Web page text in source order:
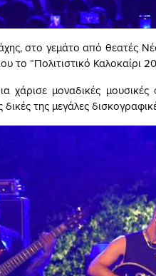
στο γεμάτο από θεατές
το “Πολιτιστικό Καλοκαίρι
χάρισε μοναδικές
της μεγάλες